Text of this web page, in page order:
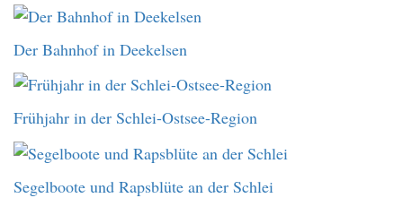
Der Bahnhof in Deekelsen
Frühjahr in der Schlei-Ostsee-Region
Segelboote und Rapsblüte an der Schlei